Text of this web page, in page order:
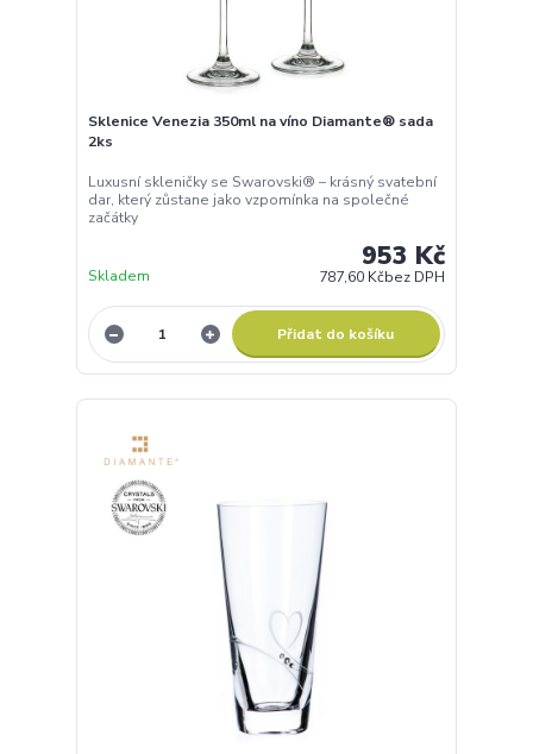
Sklenice Venezia 350ml na víno Diamante® sada
2ks
Luxusní skleničky se Swarovski® – krásný svatební
dar, který zůstane jako vzpomínka na společné
začátky
953 Kč
787,60 Kčbez DPH
Skladem
Přidat do košíku